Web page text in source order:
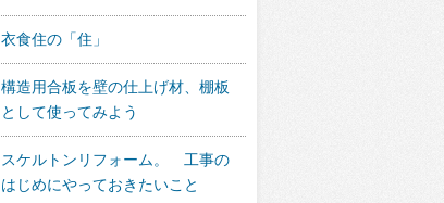
衣食住の「住」
構造用合板を壁の仕上げ材、棚板
として使ってみよう
スケルトンリフォーム。 工事の
はじめにやっておきたいこと